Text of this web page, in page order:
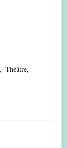
Théâtre